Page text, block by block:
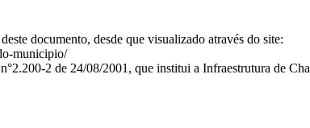
documento, desde que visualizado através do site:
municipio/
2 de 24/08/2001, que institui a Infraestrutura de